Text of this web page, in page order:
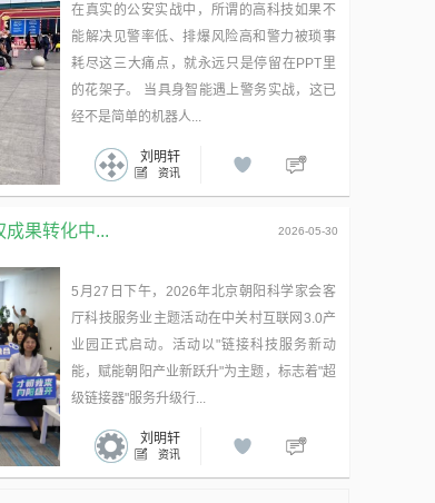
在真实的公安实战中，所谓的高科技如果不
能解决见警率低、排爆风险高和警力被琐事
耗尽这三大痛点，就永远只是停留在PPT里
的花架子。 当具身智能遇上警务实战，这已
经不是简单的机器人...
刘明轩
资讯
果转化中... 2026-05-30
5月27日下午，2026年北京朝阳科学家会客
厅科技服务业主题活动在中关村互联网3.0产
业园正式启动。活动以"链接科技服务新动
能，赋能朝阳产业新跃升"为主题，标志着"超
级链接器"服务升级行...
刘明轩
资讯